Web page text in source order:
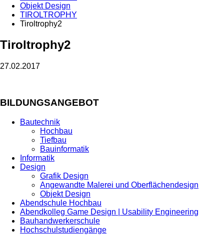
Objekt Design
TIROLTROPHY
Tiroltrophy2
Tiroltrophy2
27.02.2017
BILDUNGSANGEBOT
Bautechnik
Hochbau
Tiefbau
Bauinformatik
Informatik
Design
Grafik Design
Angewandte Malerei und Oberflächendesign
Objekt Design
Abendschule Hochbau
Abendkolleg Game Design | Usability Engineering
Bauhandwerkerschule
Hochschulstudiengänge